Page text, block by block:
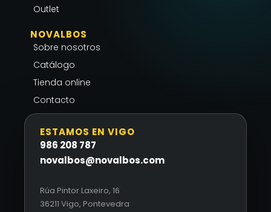
Outlet
NOVALBOS
Sobre nosotros
Catálogo
Tienda online
Contacto
ESTAMOS EN VIGO
986 208 787
novalbos@novalbos.com
Rúa Pintor Laxeiro, 16
36211 Vigo, Pontevedra